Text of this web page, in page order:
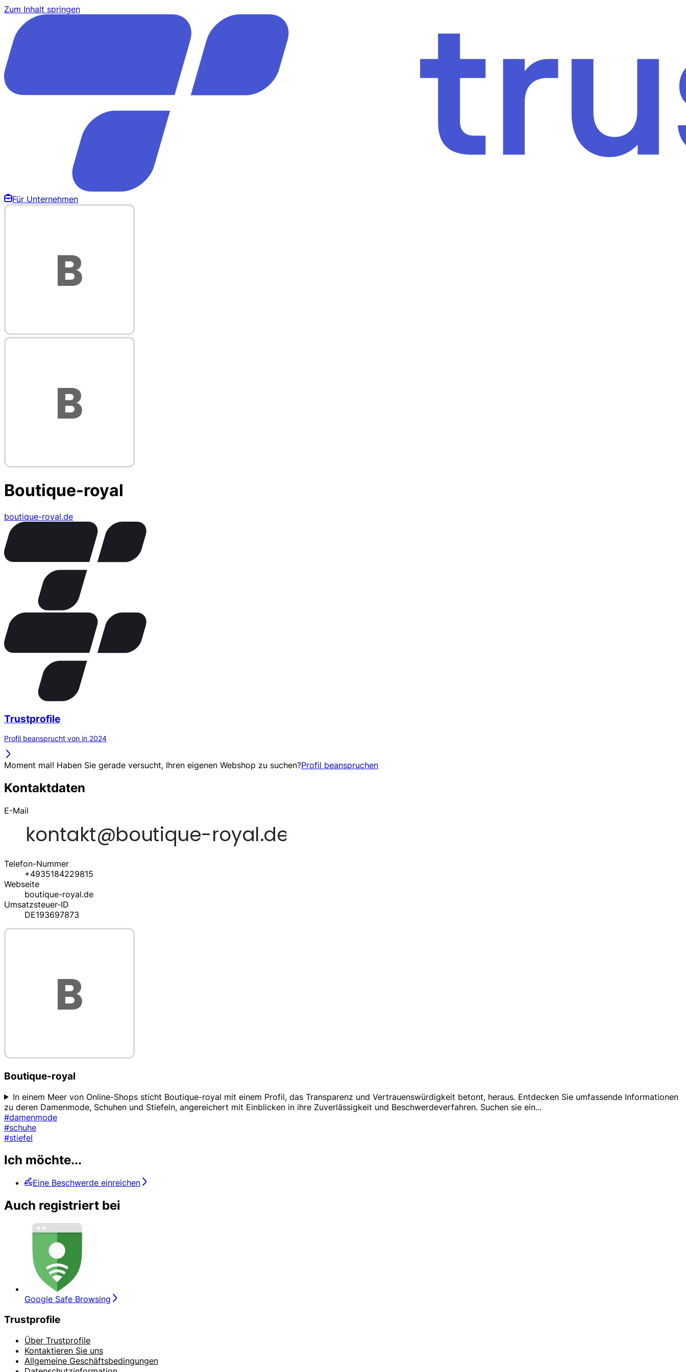
Zum Inhalt springen
Für Unternehmen
Boutique-royal
boutique-royal.de
Trustprofile
Profil beansprucht von in 2024
Moment mal! Haben Sie gerade versucht, Ihren eigenen Webshop zu suchen?Profil beanspruchen
Kontaktdaten
E-Mail
Telefon-Nummer
+4935184229815
Webseite
boutique-royal.de
Umsatzsteuer-ID
DE193697873
Boutique-royal
In einem Meer von Online-Shops sticht Boutique-royal mit einem Profil, das Transparenz und Vertrauenswürdigkeit betont, heraus. Entdecken Sie umfassende Informationen
zu deren Damenmode, Schuhen und Stiefeln, angereichert mit Einblicken in ihre Zuverlässigkeit und Beschwerdeverfahren. Suchen sie ein...
#damenmode
#schuhe
#stiefel
Ich möchte...
Eine Beschwerde einreichen
Auch registriert bei
Google Safe Browsing
Trustprofile
Über Trustprofile
Kontaktieren Sie uns
Allgemeine Geschäftsbedingungen